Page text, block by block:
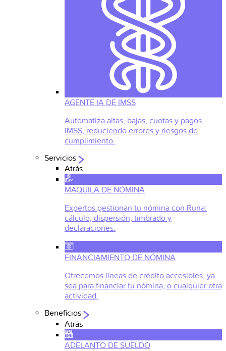
AGENTE IA DE IMSS
Automatiza altas, bajas, cuotas y pagos
IMSS, reduciendo errores y riesgos de
cumplimiento.
Servicios
Atrás
MAQUILA DE NÓMINA
Expertos gestionan tu nómina con Runa:
cálculo, dispersión, timbrado y
declaraciones.
FINANCIAMIENTO DE NÓMINA
Ofrecemos líneas de crédito accesibles, ya
sea para financiar tu nómina, o cualquier otra
actividad.
Beneficios
Atrás
ADELANTO DE SUELDO